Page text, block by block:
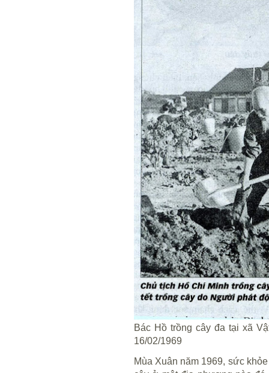
Bác Hồ trồng cây đa tại xã
16/02/1969
Mùa Xuân năm 1969, sức